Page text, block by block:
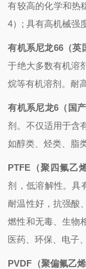
有较高的化学和热
4）; 具有高机械强
有机系尼龙66（英
于绝大多数有机溶
烷等有机溶剂。耐
有机系尼龙6（国产
剂。不仅适用于含
如醇类、烃类、脂
PTFE （聚四氟乙
剂，低溶解性。具
耐温性好，抗强酸
燃性和无毒、生物
医药、环保、电子
PVDF （聚偏氟乙